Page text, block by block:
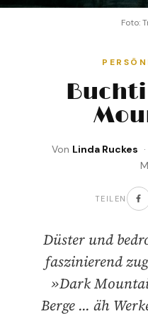
Foto:
Von Linda Ruckes
TEILEN
Düster und
faszinierend
»Dark
Berge ... äh